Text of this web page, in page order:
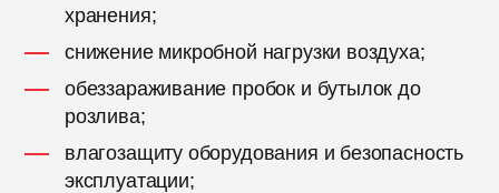
хранения;
снижение микробной нагрузки воздуха;
обеззараживание пробок и бутылок до
розлива;
влагозащиту оборудования и безопасность
эксплуатации;